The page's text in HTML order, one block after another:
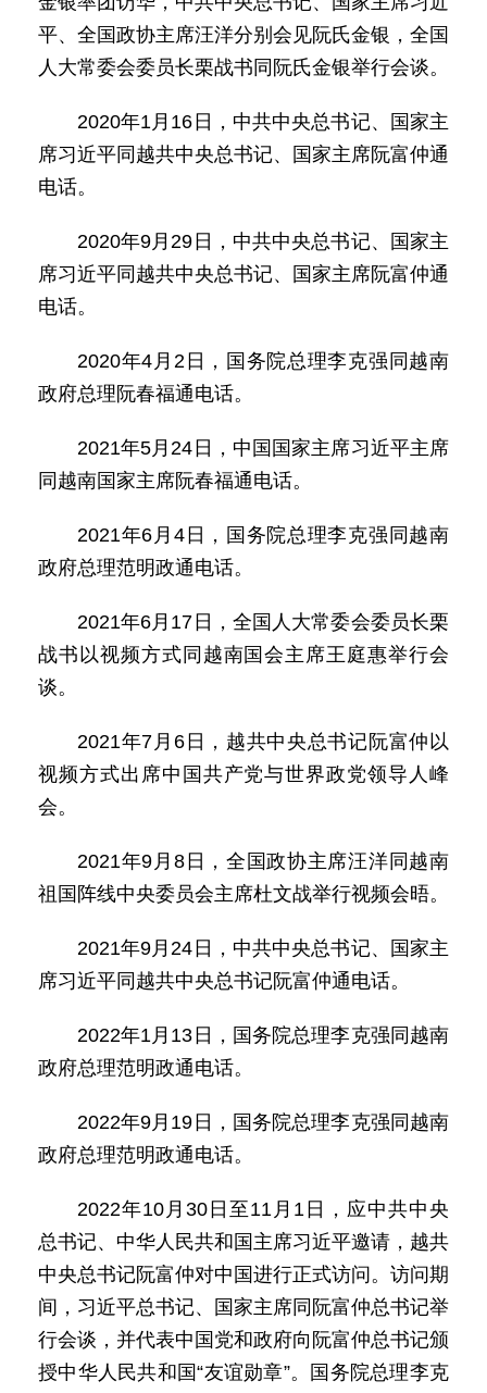
平、全国政协主席汪洋分别会见阮氏金银，全国
人大常委会委员长栗战书同阮氏金银举行会谈。
2020年1月16日，中共中央总书记、国家主
席习近平同越共中央总书记、国家主席阮富仲通
电话。
2020年9月29日，中共中央总书记、国家主
席习近平同越共中央总书记、国家主席阮富仲通
电话。
2020年4月2日，国务院总理李克强同越南
政府总理阮春福通电话。
2021年5月24日，中国国家主席习近平主席
同越南国家主席阮春福通电话。
2021年6月4日，国务院总理李克强同越南
政府总理范明政通电话。
2021年6月17日，全国人大常委会委员长栗
战书以视频方式同越南国会主席王庭惠举行会
谈。
2021年7月6日，越共中央总书记阮富仲以
视频方式出席中国共产党与世界政党领导人峰
会。
2021年9月8日，全国政协主席汪洋同越南
祖国阵线中央委员会主席杜文战举行视频会晤。
2021年9月24日，中共中央总书记、国家主
席习近平同越共中央总书记阮富仲通电话。
2022年1月13日，国务院总理李克强同越南
政府总理范明政通电话。
2022年9月19日，国务院总理李克强同越南
政府总理范明政通电话。
2022年10月30日至11月1日，应中共中央
总书记、中华人民共和国主席习近平邀请，越共
中央总书记阮富仲对中国进行正式访问。访问期
间，习近平总书记、国家主席同阮富仲总书记举
行会谈，并代表中国党和政府向阮富仲总书记颁
授中华人民共和国“友谊勋章”。国务院总理李克